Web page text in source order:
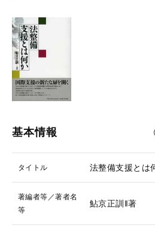
基本情報
タイトル 法整備支援とは
著編者等／著者名
等
鮎京正訓‖著